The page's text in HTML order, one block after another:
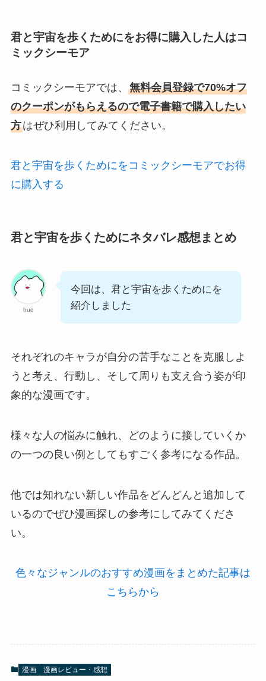
君と宇宙を歩くためにをお得に購入した人はコ
ミックシーモア
コミックシーモアでは、 無料会員登録で70%オフ
のクーポンがもらえるので電子書籍で購入したい
方はぜひ利用してみてください。
君と宇宙を歩くためにをコミックシーモアでお得
に購入する
君と宇宙を歩くためにネタバレ感想まとめ
huo
今回は、君と宇宙を歩くためにを
紹介しました
それぞれのキャラが自分の苦手なことを克服しよ
うと考え、行動し、そして周りも支え合う姿が印
象的な漫画です。
様々な人の悩みに触れ、どのように接していくか
の一つの良い例としてもすごく参考になる作品。
他では知れない新しい作品をどんどんと追加して
いるのでぜひ漫画探しの参考にしてみてくださ
い。
色々なジャンルのおすすめ漫画をまとめた記事は
こちらから
漫画 漫画レビュー・感想